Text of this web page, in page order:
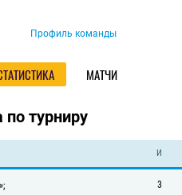
Профиль команды
МАТЧИ
по турниру
И
3